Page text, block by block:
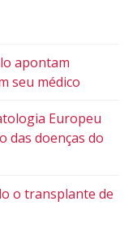
apontam
seu médico
Europeu
das doenças do
o transplante de